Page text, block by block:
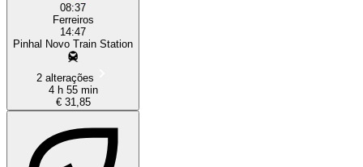
08:37
Ferreiros
14:47
Pinhal Novo Train Station
2 alterações
4 h 55 min
€ 31,85